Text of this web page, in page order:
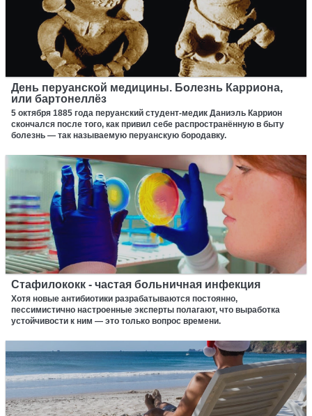
День перуанской медицины. Болезнь Карриона,
или бартонеллёз
5 октября 1885 года перуанский студент-медик Даниэль Каррион
скончался после того, как привил себе распространённую в быту
болезнь — так называемую перуанскую бородавку.
Стафилококк - частая больничная инфекция
Хотя новые антибиотики разрабатываются постоянно,
пессимистично настроенные эксперты полагают, что выработка
устойчивости к ним — это только вопрос времени.